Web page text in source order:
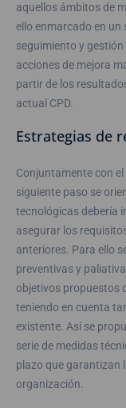
aquellos ámbitos de
ello enmarcado en un
seguimiento y
acciones de mejora
partir de los
actual CPD.
Estrategias de
Conjuntamente con
siguiente paso se
tecnológicas debería
asegurar los
anteriores. Para ello
preventivas y
objetivos propuestos
teniendo en cuenta
existente. Así se
serie de medidas
plazo que garantizan
organización.